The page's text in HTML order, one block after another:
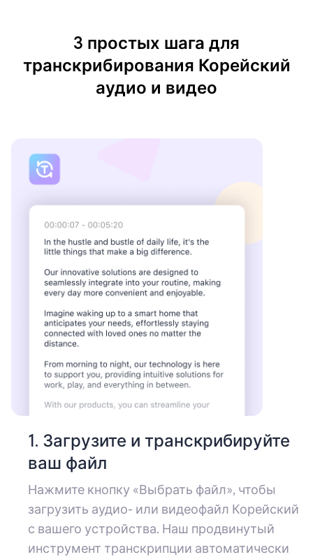
3 простых шага для
транскрибирования Корейский
аудио и видео
1. Загрузите и транскрибируйте
ваш файл
Нажмите кнопку «Выбрать файл», чтобы
загрузить аудио- или видеофайл Корейский
с вашего устройства. Наш продвинутый
инструмент транскрипции автоматически